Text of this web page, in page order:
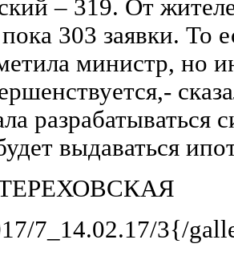
– 319. От
303 заявки. То
министр, но
выдаваться
7_14.02.17/3{/